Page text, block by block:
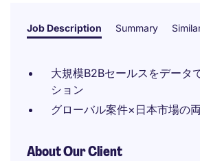
Job Description Summary
大規模B2Bセールスをデータ
ション
グローバル案件×日本市場の
About Our Client